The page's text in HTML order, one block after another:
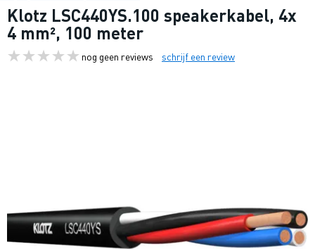
Klotz LSC440YS.100 speakerkabel, 4x
4 mm², 100 meter
nog geen reviews schrijf een review